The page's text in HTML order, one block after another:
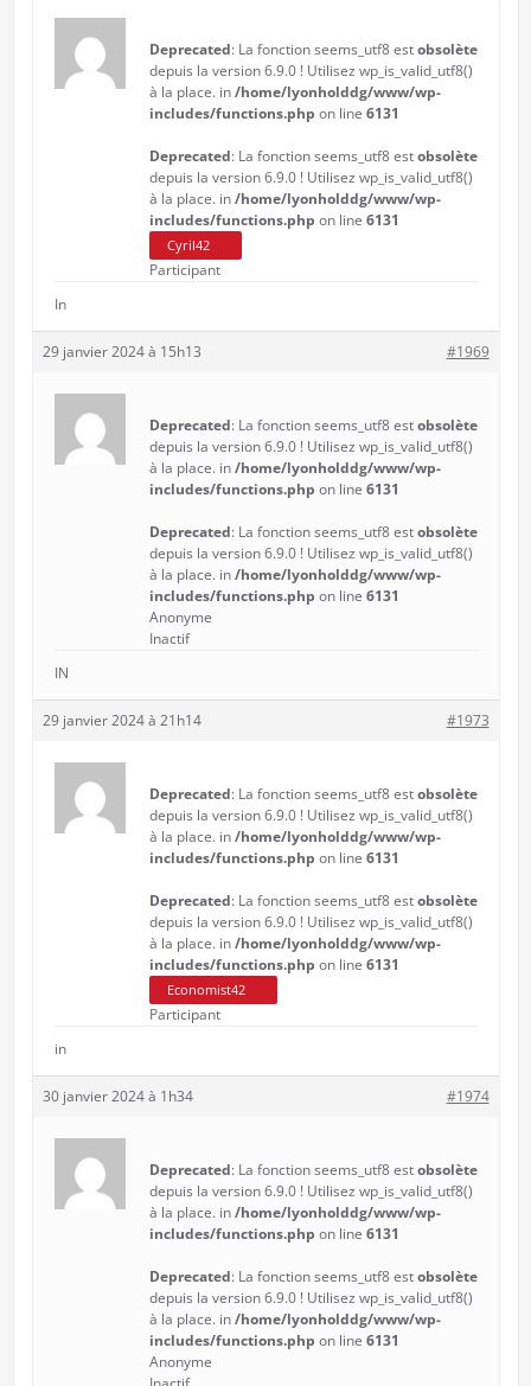
Deprecated: La fonction seems_utf8 estobsolète
depuis la version 6.9.0 ! Utilisez wp_is_valid_utf8()
à la place. in/home/lyonholddg/www/wp-
includes/functions.php on line 6131
Deprecated: La fonction seems_utf8 estobsolète
depuis la version 6.9.0 ! Utilisez wp_is_valid_utf8()
à la place. in/home/lyonholddg/www/wp-
includes/functions.php on line 6131
Cyril42
Participant
In
29 janvier 2024 à 15h13 #1969
Deprecated: La fonction seems_utf8 estobsolète
depuis la version 6.9.0 ! Utilisez wp_is_valid_utf8()
à la place. in/home/lyonholddg/www/wp-
includes/functions.php on line 6131
Deprecated: La fonction seems_utf8 estobsolète
depuis la version 6.9.0 ! Utilisez wp_is_valid_utf8()
à la place. in/home/lyonholddg/www/wp-
includes/functions.php on line 6131
Anonyme
Inactif
IN
29 janvier 2024 à 21h14 #1973
Deprecated: La fonction seems_utf8 estobsolète
depuis la version 6.9.0 ! Utilisez wp_is_valid_utf8()
à la place. in/home/lyonholddg/www/wp-
includes/functions.php on line 6131
Deprecated: La fonction seems_utf8 estobsolète
depuis la version 6.9.0 ! Utilisez wp_is_valid_utf8()
à la place. in/home/lyonholddg/www/wp-
includes/functions.php on line 6131
Economist42
Participant
in
30 janvier 2024 à 1h34 #1974
Deprecated: La fonction seems_utf8 estobsolète
depuis la version 6.9.0 ! Utilisez wp_is_valid_utf8()
à la place. in/home/lyonholddg/www/wp-
includes/functions.php on line 6131
Deprecated: La fonction seems_utf8 estobsolète
depuis la version 6.9.0 ! Utilisez wp_is_valid_utf8()
à la place. in/home/lyonholddg/www/wp-
includes/functions.php on line 6131
Anonyme